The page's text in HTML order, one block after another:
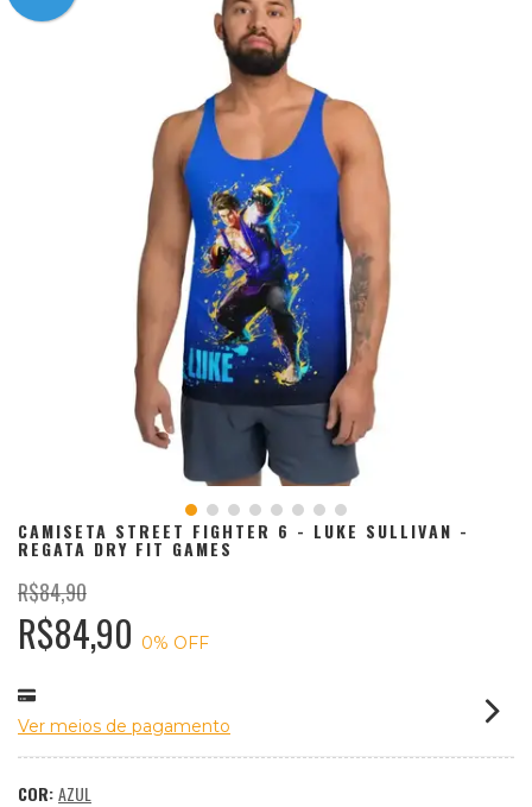
CAMISETA STREET FIGHTER 6 - LUKE SULLIVAN -
REGATA DRY FIT GAMES
R$84,90
R$84,90 0% OFF
Ver meios de pagamento
COR:AZUL